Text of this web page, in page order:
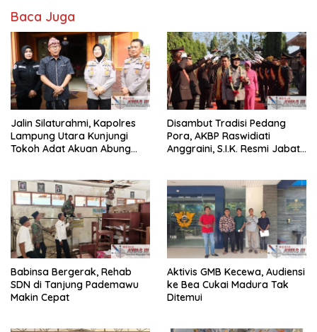
Baca Juga
Jalin Silaturahmi, Kapolres
Lampung Utara Kunjungi
Tokoh Adat Akuan Abung
Disambut Tradisi Pedang
Pora, AKBP Raswidiati
Anggraini, S.I.K. Resmi Jabat
Babinsa Bergerak, Rehab
SDN di Tanjung Pademawu
Makin Cepat
Aktivis GMB Kecewa, Audiensi
ke Bea Cukai Madura Tak
Ditemui